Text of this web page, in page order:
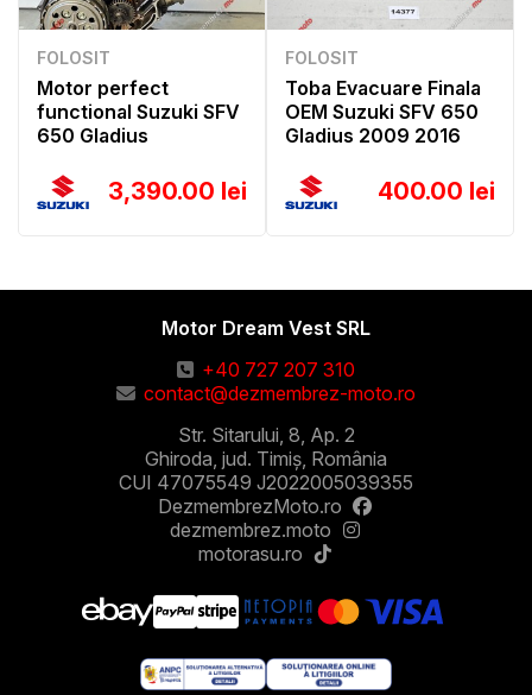
FOLOSIT
Motor perfect
functional Suzuki SFV
650 Gladius
3,390.00 lei
FOLOSIT
Toba Evacuare Finala
OEM Suzuki SFV 650
Gladius 2009 2016
400.00 lei
Motor Dream Vest SRL
+40 727 207 310
contact@dezmembrez-moto.ro
Str. Sitarului, 8, Ap. 2
Ghiroda, jud. Timiș, România
CUI 47075549 J2022005039355
DezmembrezMoto.ro
dezmembrez.moto
motorasu.ro